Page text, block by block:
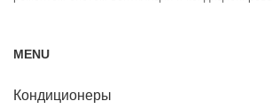
MENU
Кондиционеры